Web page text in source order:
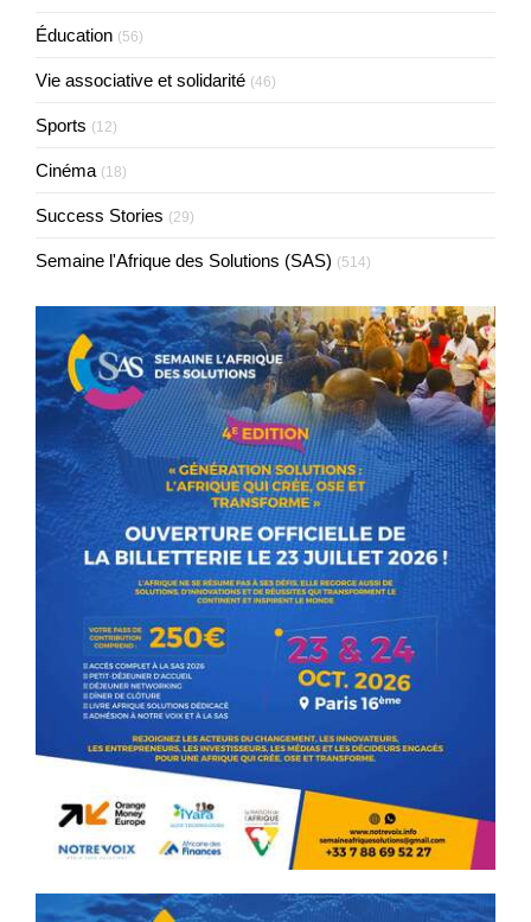
Éducation (56)
Vie associative et solidarité (46)
Sports (12)
Cinéma (18)
Success Stories (29)
Semaine l'Afrique des Solutions (SAS) (514)